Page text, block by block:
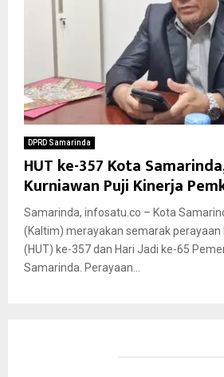
DPRD Samarinda
HUT ke-357 Kota
Kurniawan Puji Kinerja
Samarinda, infosatu.co – Kota
(Kaltim) merayakan semarak perayaan
(HUT) ke-357 dan Hari Jadi ke-65
Samarinda. Perayaan...